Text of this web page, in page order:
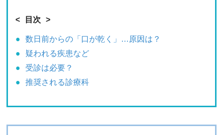
目次
数日前からの「口が乾く」…原因は？
疑われる疾患など
受診は必要？
推奨される診療科